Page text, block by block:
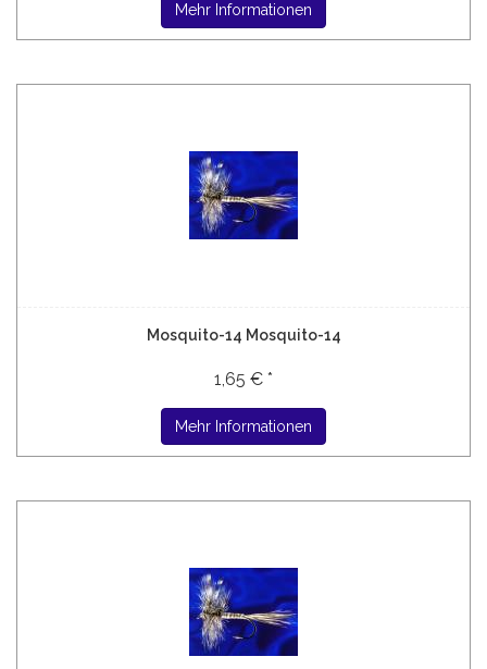
Mehr Informationen
Mosquito-14 Mosquito-14
1,65 € *
Mehr Informationen